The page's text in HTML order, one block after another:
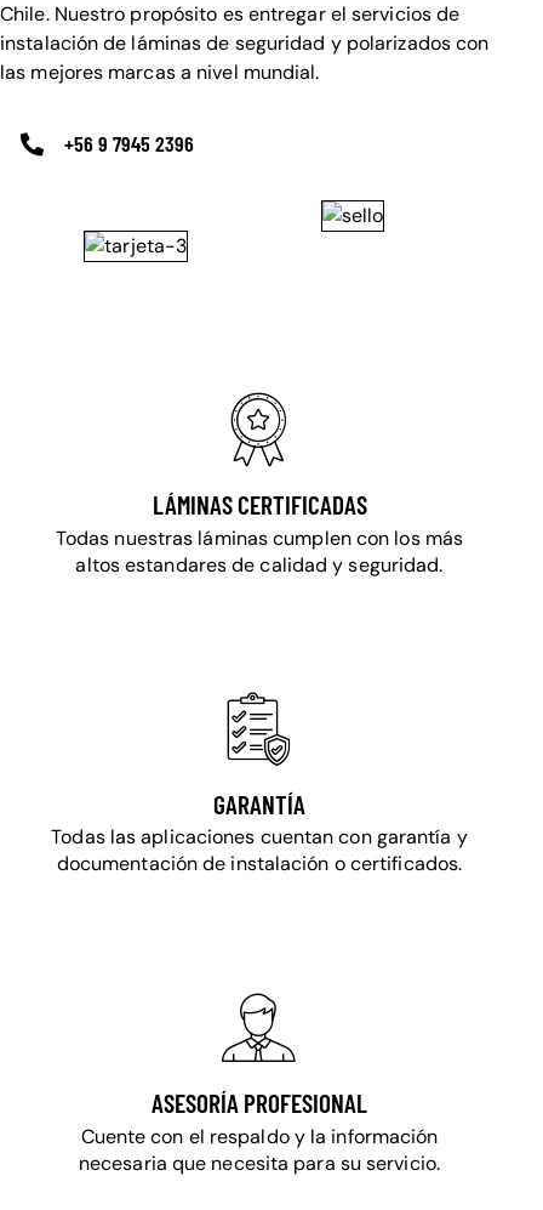
Chile. Nuestro propósito es entregar el servicios de
instalación de láminas de seguridad y polarizados con
las mejores marcas a nivel mundial.
+56 9 7945 2396
LÁMINAS CERTIFICADAS
Todas nuestras láminas cumplen con los más
altos estandares de calidad y seguridad.
GARANTÍA
Todas las aplicaciones cuentan con garantía y
documentación de instalación o certificados.
ASESORÍA PROFESIONAL
Cuente con el respaldo y la información
necesaria que necesita para su servicio.